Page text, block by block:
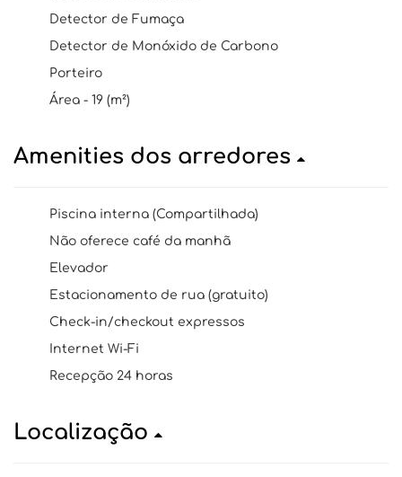
Detector de Fumaça
Detector de Monóxido de Carbono
Porteiro
Área - 19 (m²)
Amenities dos arredores
Piscina interna (Compartilhada)
Não oferece café da manhã
Elevador
Estacionamento de rua (gratuito)
Check-in/checkout expressos
Internet Wi-Fi
Recepção 24 horas
Localização